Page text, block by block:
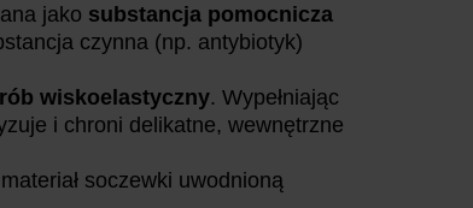
jako substancja pomocnicza
czynna (np. antybiotyk)
wiskoelastyczny. Wypełniając
i chroni delikatne, wewnętrzne
soczewki uwodnioną